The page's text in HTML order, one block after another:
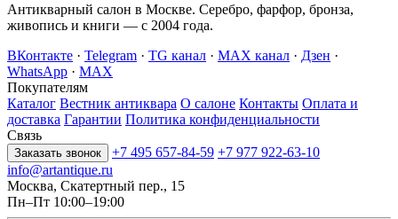
Антикварный салон в Москве. Серебро, фарфор, бронза,
живопись и книги — с 2004 года.
ВКонтакте · Telegram · TG канал · MAX канал · Дзен ·
WhatsApp · MAX
Покупателям
Каталог Вестник антиквара О салоне Контакты Оплата и
доставка Гарантии Политика конфиденциальности
Связь
Заказать звонок +7 495 657-84-59 +7 977 922-63-10
info@artantique.ru
Москва, Скатертный пер., 15
Пн–Пт 10:00–19:00